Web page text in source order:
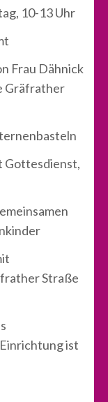
10-13 Uhr
Frau Dähnick
Gräfrather
Gottesdienst,
Straße
ist